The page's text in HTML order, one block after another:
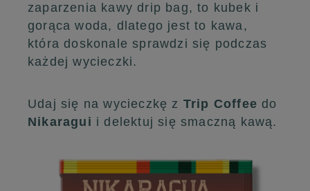
zaparzenia kawy drip bag, to kubek i
gorąca woda, dlatego jest to kawa,
która doskonale sprawdzi się podczas
każdej wycieczki.
Udaj się na wycieczkę z Trip Coffee do
Nikaragui i delektuj się smaczną kawą.